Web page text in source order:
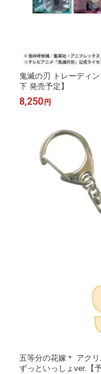
鬼滅の刃 トレーディ
下 発売予定】
8,250 円
五等分の花嫁＊ アク
ずっといっしょver.【